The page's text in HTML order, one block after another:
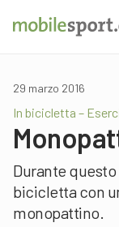
29 marzo 2016
In bicicletta –
Durante
bicicletta con
monopattino.